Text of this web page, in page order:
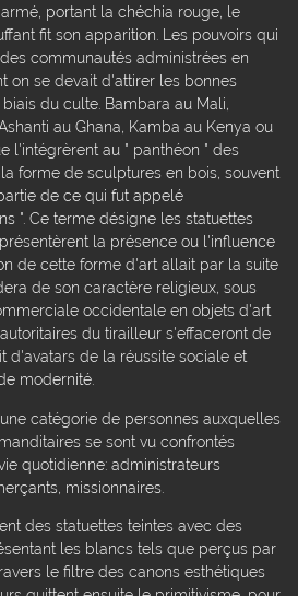
portant la chéchia rouge, le
fit son apparition. Les pouvoirs qui
communautés administrées en
on se devait d'attirer les bonnes
du culte. Bambara au Mali,
au Ghana, Kamba au Kenya ou
l'intégrèrent au " panthéon " des
forme de sculptures en bois, souvent
de ce qui fut appelé
". Ce terme désigne les statuettes
la présence ou l'influence
de cette forme d'art allait par la suite
de son caractère religieux, sous
occidentale en objets d'art
du tirailleur s'effaceront de
d'avatars de la réussite sociale et
modernité.
catégorie de personnes auxquelles
se sont vu confrontés
quotidienne: administrateurs
missionnaires.
des statuettes teintes avec des
les blancs tels que perçus par
le filtre des canons esthétiques